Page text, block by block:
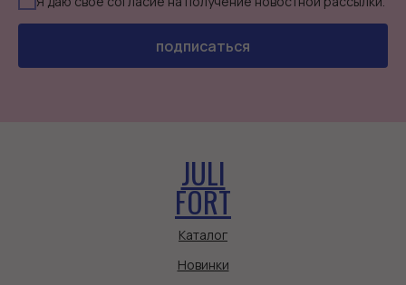
подписаться
Новинки
Каталог
JULI
FORT